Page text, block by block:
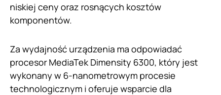
niskiej ceny oraz rosnących kosztów
komponentów.
Za wydajność urządzenia ma odpowiadać
procesor MediaTek Dimensity 6300, który jest
wykonany w 6-nanometrowym procesie
technologicznym i oferuje wsparcie dla